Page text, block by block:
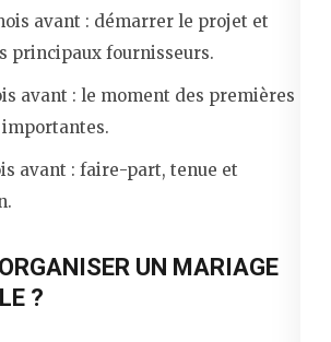
avant : démarrer le projet et
principaux fournisseurs.
avant : le moment des premières
importantes.
avant : faire-part, tenue et
UN MARIAGE
?